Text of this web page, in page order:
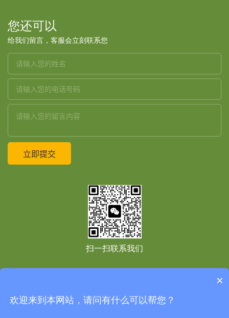
您还可以
给我们留言，客服会立刻联系您
扫一扫联系我们
责声明
网站地图 网站地图
沪ICP备2020037985号-1
×
欢迎来到本网站，请问有什么可以帮您？